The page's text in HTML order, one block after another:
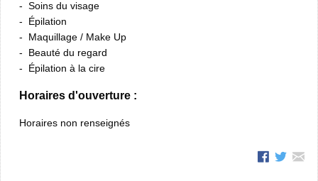
Soins du visage
Épilation
Maquillage / Make Up
Beauté du regard
Épilation à la cire
Horaires d'ouverture :
Horaires non renseignés